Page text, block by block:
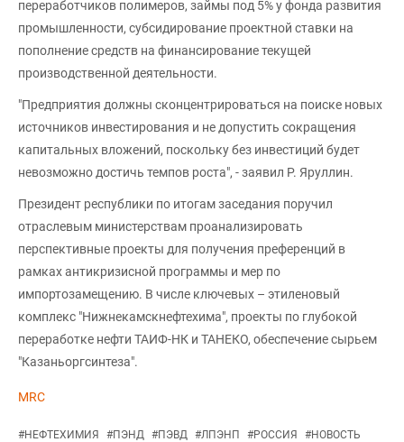
переработчиков полимеров, займы под 5% у фонда развития
промышленности, субсидирование проектной ставки на
пополнение средств на финансирование текущей
производственной деятельности.
"Предприятия должны сконцентрироваться на поиске новых
источников инвестирования и не допустить сокращения
капитальных вложений, поскольку без инвестиций будет
невозможно достичь темпов роста", - заявил Р. Яруллин.
Президент республики по итогам заседания поручил
отраслевым министерствам проанализировать
перспективные проекты для получения преференций в
рамках антикризисной программы и мер по
импортозамещению. В числе ключевых – этиленовый
комплекс "Нижнекамскнефтехима", проекты по глубокой
переработке нефти ТАИФ-НК и ТАНЕКО, обеспечение сырьем
"Казаньоргсинтеза".
MRC
#НЕФТЕХИМИЯ #ПЭНД #ПЭВД #ЛПЭНП #РОССИЯ #НОВОСТЬ